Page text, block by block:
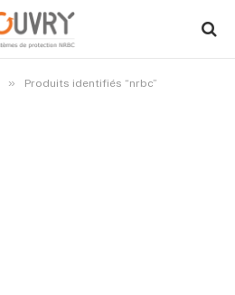
» Produits identifiés “nrbc”